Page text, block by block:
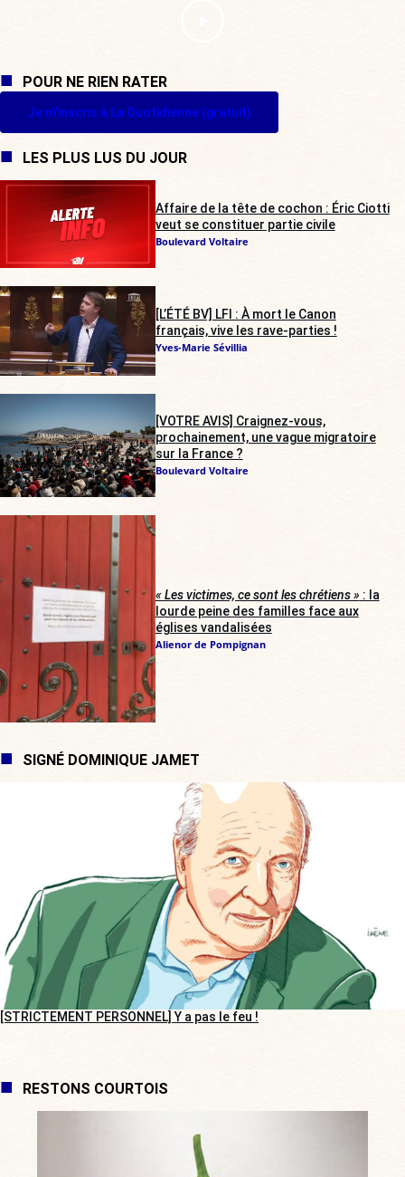
POUR NE RIEN RATER
Je m'inscris à La Quotidienne (gratuit)
LES PLUS LUS DU JOUR
Affaire de la tête de cochon : Éric Ciotti
veut se constituer partie civile
Boulevard Voltaire
[L’ÉTÉ BV] LFI : À mort le Canon
français, vive les rave-parties !
Yves-Marie Sévillia
[VOTRE AVIS] Craignez-vous,
prochainement, une vague migratoire
sur la France ?
Boulevard Voltaire
« Les victimes, ce sont les chrétiens » : la
lourde peine des familles face aux
églises vandalisées
Alienor de Pompignan
SIGNÉ DOMINIQUE JAMET
[STRICTEMENT PERSONNEL] Y a pas le feu !
RESTONS COURTOIS